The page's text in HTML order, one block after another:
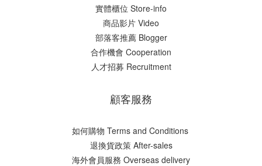
實體櫃位 Store-info
商品影片 Video
部落客推薦 Blogger
合作機會 Cooperation
人才招募 Recruitment
顧客服務
如何購物 Terms and Conditions
​退換貨政策 After-sales
海外會員服務 Overseas delivery